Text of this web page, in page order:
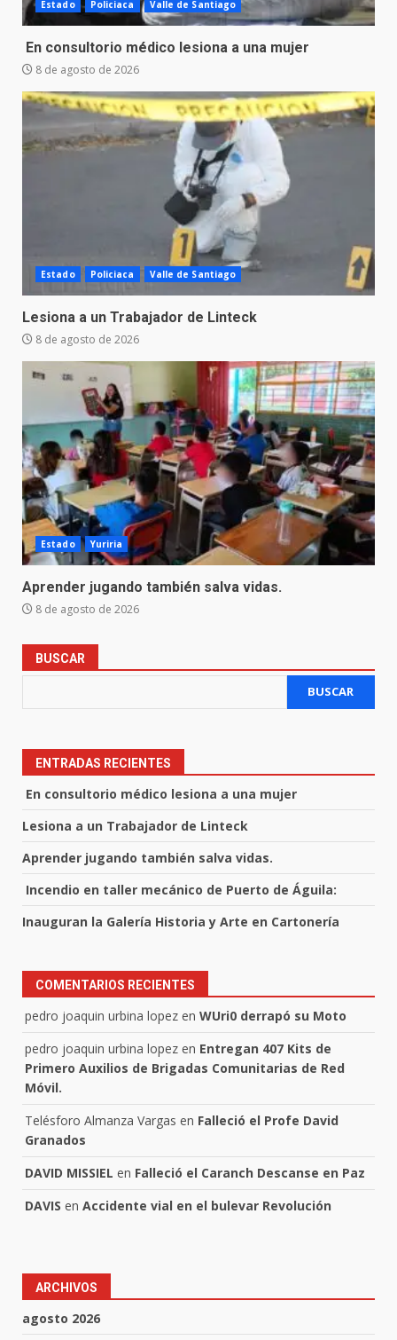
Estado Policiaca Valle de Santiago
En consultorio médico lesiona a una mujer
8 de agosto de 2026
Estado Policiaca Valle de Santiago
Lesiona a un Trabajador de Linteck
8 de agosto de 2026
Estado Yuriria
Aprender jugando también salva vidas.
8 de agosto de 2026
BUSCAR
BUSCAR
ENTRADAS RECIENTES
En consultorio médico lesiona a una mujer
Lesiona a un Trabajador de Linteck
Aprender jugando también salva vidas.
Incendio en taller mecánico de Puerto de Águila:
Inauguran la Galería Historia y Arte en Cartonería
COMENTARIOS RECIENTES
pedro joaquin urbina lopez en WUri0 derrapó su Moto
pedro joaquin urbina lopez en Entregan 407 Kits de
Primero Auxilios de Brigadas Comunitarias de Red
Móvil.
Telésforo Almanza Vargas en Falleció el Profe David
Granados
DAVID MISSIEL en Falleció el Caranch Descanse en Paz
DAVIS en Accidente vial en el bulevar Revolución
ARCHIVOS
agosto 2026